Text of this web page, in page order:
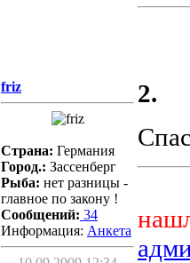
friz
Страна: Германия
Город.: Зассенберг
Рыба: нет разницы -
главное по закону !
Сообщений: 34
Информация: Aнкета
2.